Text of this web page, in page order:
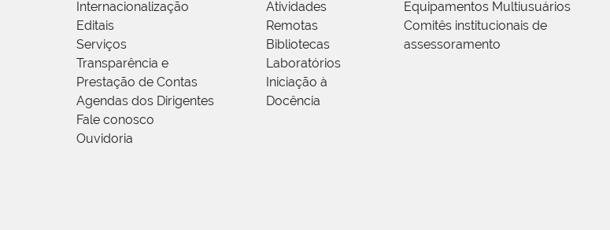
Internacionalização
Editais
Serviços
Transparência e
Prestação de Contas
Agendas dos Dirigentes
Fale conosco
Ouvidoria
Atividades
Remotas
Bibliotecas
Laboratórios
Iniciação à
Docência
Equipamentos Multiusuários
Comitês institucionais de
assessoramento